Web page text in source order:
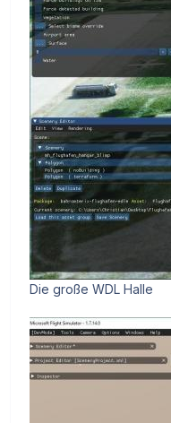
Die große WDL Halle